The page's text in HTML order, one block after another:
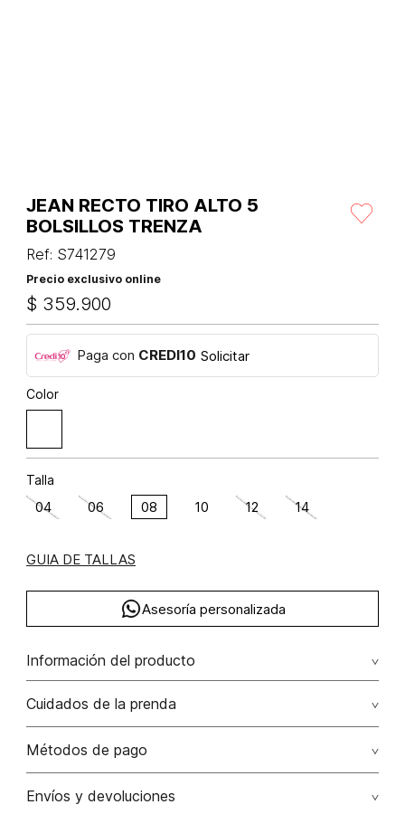
JEAN RECTO TIRO ALTO 5
BOLSILLOS TRENZA
Ref: S741279
Precio exclusivo online
$ 359.900
Paga con CREDI10 Solicitar
Color
Talla
04 06 08 10 12 14
GUIA DE TALLAS
Asesoría personalizada
Información del producto
algodón 100% 100.00% algodón/cotton
Cuidados de la prenda
No remojar. no retorcer / ni exprimir. el acabado rústico de
No usar lejia
Métodos de pago
Tarjetas de crédito: Visa, Dinners, Master Card y American
Envíos y devoluciones